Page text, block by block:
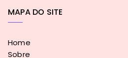
MAPA DO SITE
Home
Sobre